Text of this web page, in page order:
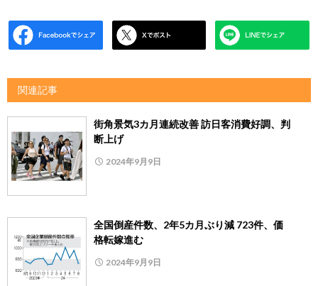
関連記事
街角景気3カ月連続改善 訪日客消費好調、判
断上げ
2024年9月9日
全国倒産件数、2年5カ月ぶり減 723件、価
格転嫁進む
2024年9月9日